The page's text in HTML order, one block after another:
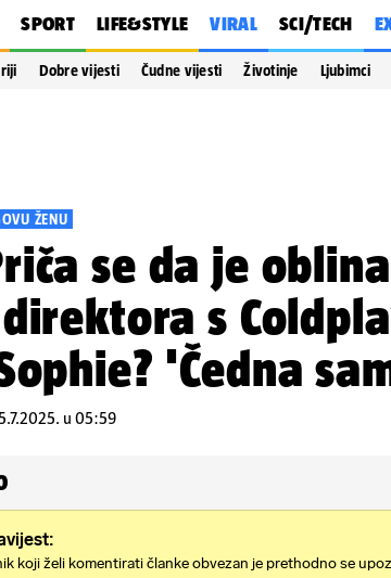
SPORT LIFE&STYLE VIRAL SCI/TECH
Dobre vijesti Čudne vijesti Životinje Ljubimci
ŽENU
se da je
s
'Čedna
u 05:59
koji želi komentirati članke obvezan je prethodno se